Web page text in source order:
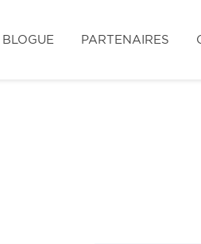
BLOGUE PARTENAIRES